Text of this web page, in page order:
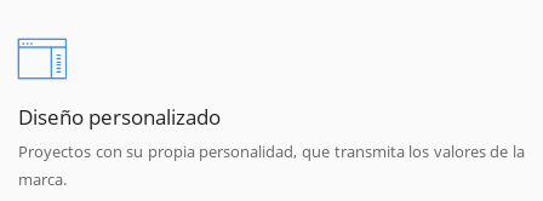
Diseño personalizado
Proyectos con su propia personalidad, que transmita los valores de la
marca.